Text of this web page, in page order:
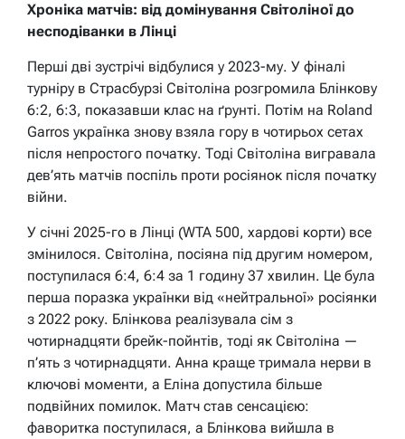
Хроніка матчів: від домінування Світоліної до
несподіванки в Лінці
Перші дві зустрічі відбулися у 2023-му. У фіналі
турніру в Страсбурзі Світоліна розгромила Блінкову
6:2, 6:3, показавши клас на ґрунті. Потім на Roland
Garros українка знову взяла гору в чотирьох сетах
після непростого початку. Тоді Світоліна вигравала
дев’ять матчів поспіль проти росіянок після початку
війни.
У січні 2025-го в Лінці (WTA 500, хардові корти) все
змінилося. Світоліна, посіяна під другим номером,
поступилася 6:4, 6:4 за 1 годину 37 хвилин. Це була
перша поразка українки від «нейтральної» росіянки
з 2022 року. Блінкова реалізувала сім з
чотирнадцяти брейк-пойнтів, тоді як Світоліна —
п’ять з чотирнадцяти. Анна краще тримала нерви в
ключові моменти, а Еліна допустила більше
подвійних помилок. Матч став сенсацією:
фаворитка поступилася, а Блінкова вийшла в